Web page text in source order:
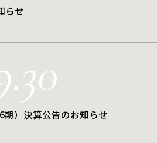
らせ
期）決算公告のお知らせ